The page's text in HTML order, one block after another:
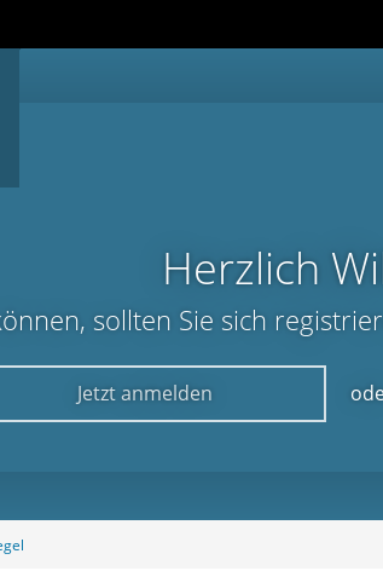
Herzlich
sollten Sie sich
Jetzt anmelden